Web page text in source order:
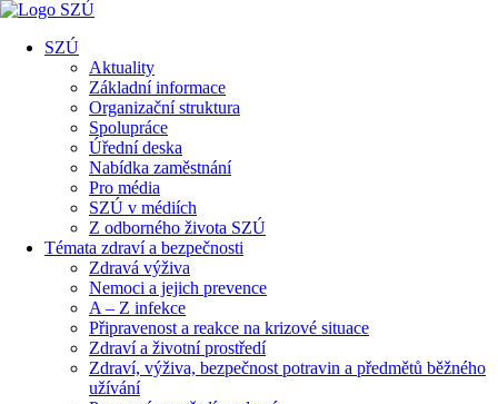
SZÚ
Aktuality
Základní informace
Organizační struktura
Spolupráce
Úřední deska
Nabídka zaměstnání
Pro média
SZÚ v médiích
Z odborného života SZÚ
Témata zdraví a bezpečnosti
Zdravá výživa
Nemoci a jejich prevence
A – Z infekce
Připravenost a reakce na krizové situace
Zdraví a životní prostředí
Zdraví, výživa, bezpečnost potravin a předmětů běžného
užívání